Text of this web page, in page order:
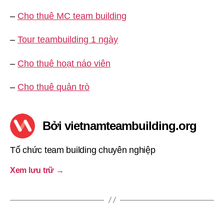
– Cho thuê MC team building
– Tour teambuilding 1 ngày
– Cho thuê hoạt náo viên
– Cho thuê quản trò
Bởi vietnamteambuilding.org
Tổ chức team building chuyên nghiệp
Xem lưu trữ →